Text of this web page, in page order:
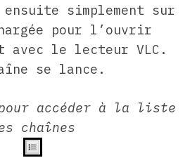
simplement sur
pour l’ouvrir
avec le lecteur VLC.
se lance.
accéder à la liste
chaînes